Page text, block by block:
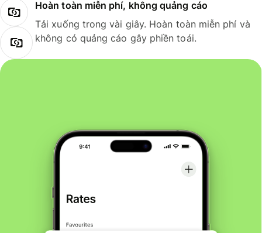
Hoàn toàn miễn phí, không quảng cáo
Tải xuống trong vài giây. Hoàn toàn miễn phí và
không có quảng cáo gây phiền toái.